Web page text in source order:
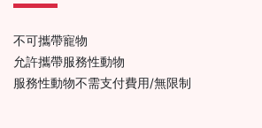
不可攜帶寵物
允許攜帶服務性動物
服務性動物不需支付費用/無限制